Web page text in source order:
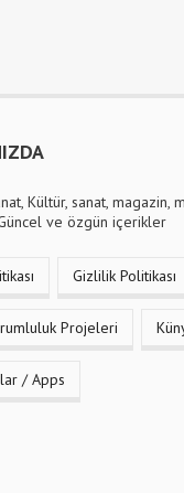
Kültür, sanat, magazin,
ve özgün içerikler
Gizlilik Politikası
Projeleri
/ Apps